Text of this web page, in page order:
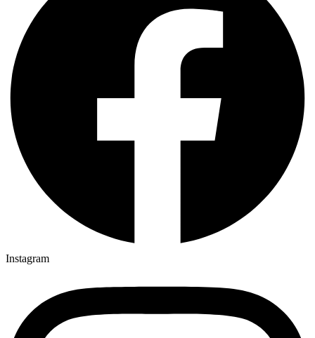
Instagram